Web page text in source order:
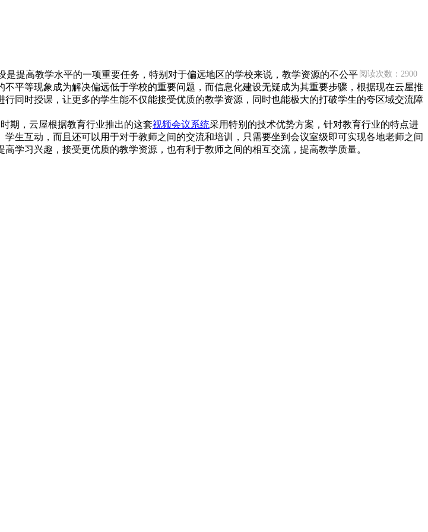
阅读次数：2900
提高教学水平的一项重要任务，特别对于偏远地区的学校来说，教学资源的不公平
平等现象成为解决偏远低于学校的重要问题，而信息化建设无疑成为其重要步骤，根据现在云屋推
同时授课，让更多的学生能不仅能接受优质的教学资源，同时也能极大的打破学生的夸区域交流障
期，云屋根据教育行业推出的这套视频会议系统采用特别的技术优势方案，针对教育行业的特点进
生互动，而且还可以用于对于教师之间的交流和培训，只需要坐到会议室级即可实现各地老师之间
学习兴趣，接受更优质的教学资源，也有利于教师之间的相互交流，提高教学质量。